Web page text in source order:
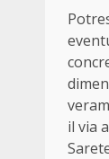
il via